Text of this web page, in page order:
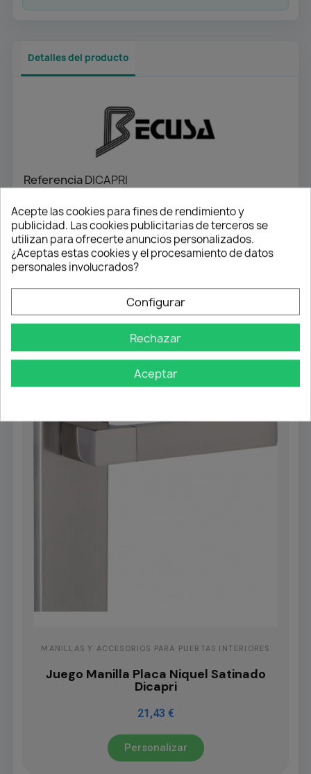
Detalles del producto
ReferenciaDICAPRI
Referencias específicas
Ean13 8431955045808
También podría interesarle
MANILLAS Y ACCESORIOS PARA PUERTAS INTERIORES
Juego Manilla Placa Niquel Satinado
Dicapri
21,43 €
Personalizar
Acepte las cookies para fines de rendimiento y
publicidad. Las cookies publicitarias de terceros se
utilizan para ofrecerte anuncios personalizados.
¿Aceptas estas cookies y el procesamiento de datos
personales involucrados?
Configurar
Rechazar
Aceptar